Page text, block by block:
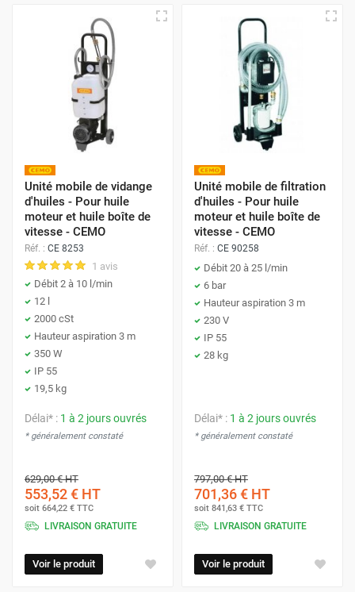
Unité mobile de vidange
d'huiles - Pour huile
moteur et huile boîte de
vitesse - CEMO
Réf. : CE 8253
1 avis
Débit 2 à 10 l/min
12 l
2000 cSt
Hauteur aspiration 3 m
350 W
IP 55
19,5 kg
Délai* : 1 à 2 jours ouvrés
* généralement constaté
629,00 €HT
553,52 € HT
soit 664,22 € TTC
LIVRAISON GRATUITE
Voir le produit
Unité mobile de filtration
d'huiles - Pour huile
moteur et huile boîte de
vitesse - CEMO
Réf. : CE 90258
Débit 20 à 25 l/min
6 bar
Hauteur aspiration 3 m
230 V
IP 55
28 kg
Délai* : 1 à 2 jours ouvrés
* généralement constaté
797,00 €HT
701,36 € HT
soit 841,63 € TTC
LIVRAISON GRATUITE
Voir le produit